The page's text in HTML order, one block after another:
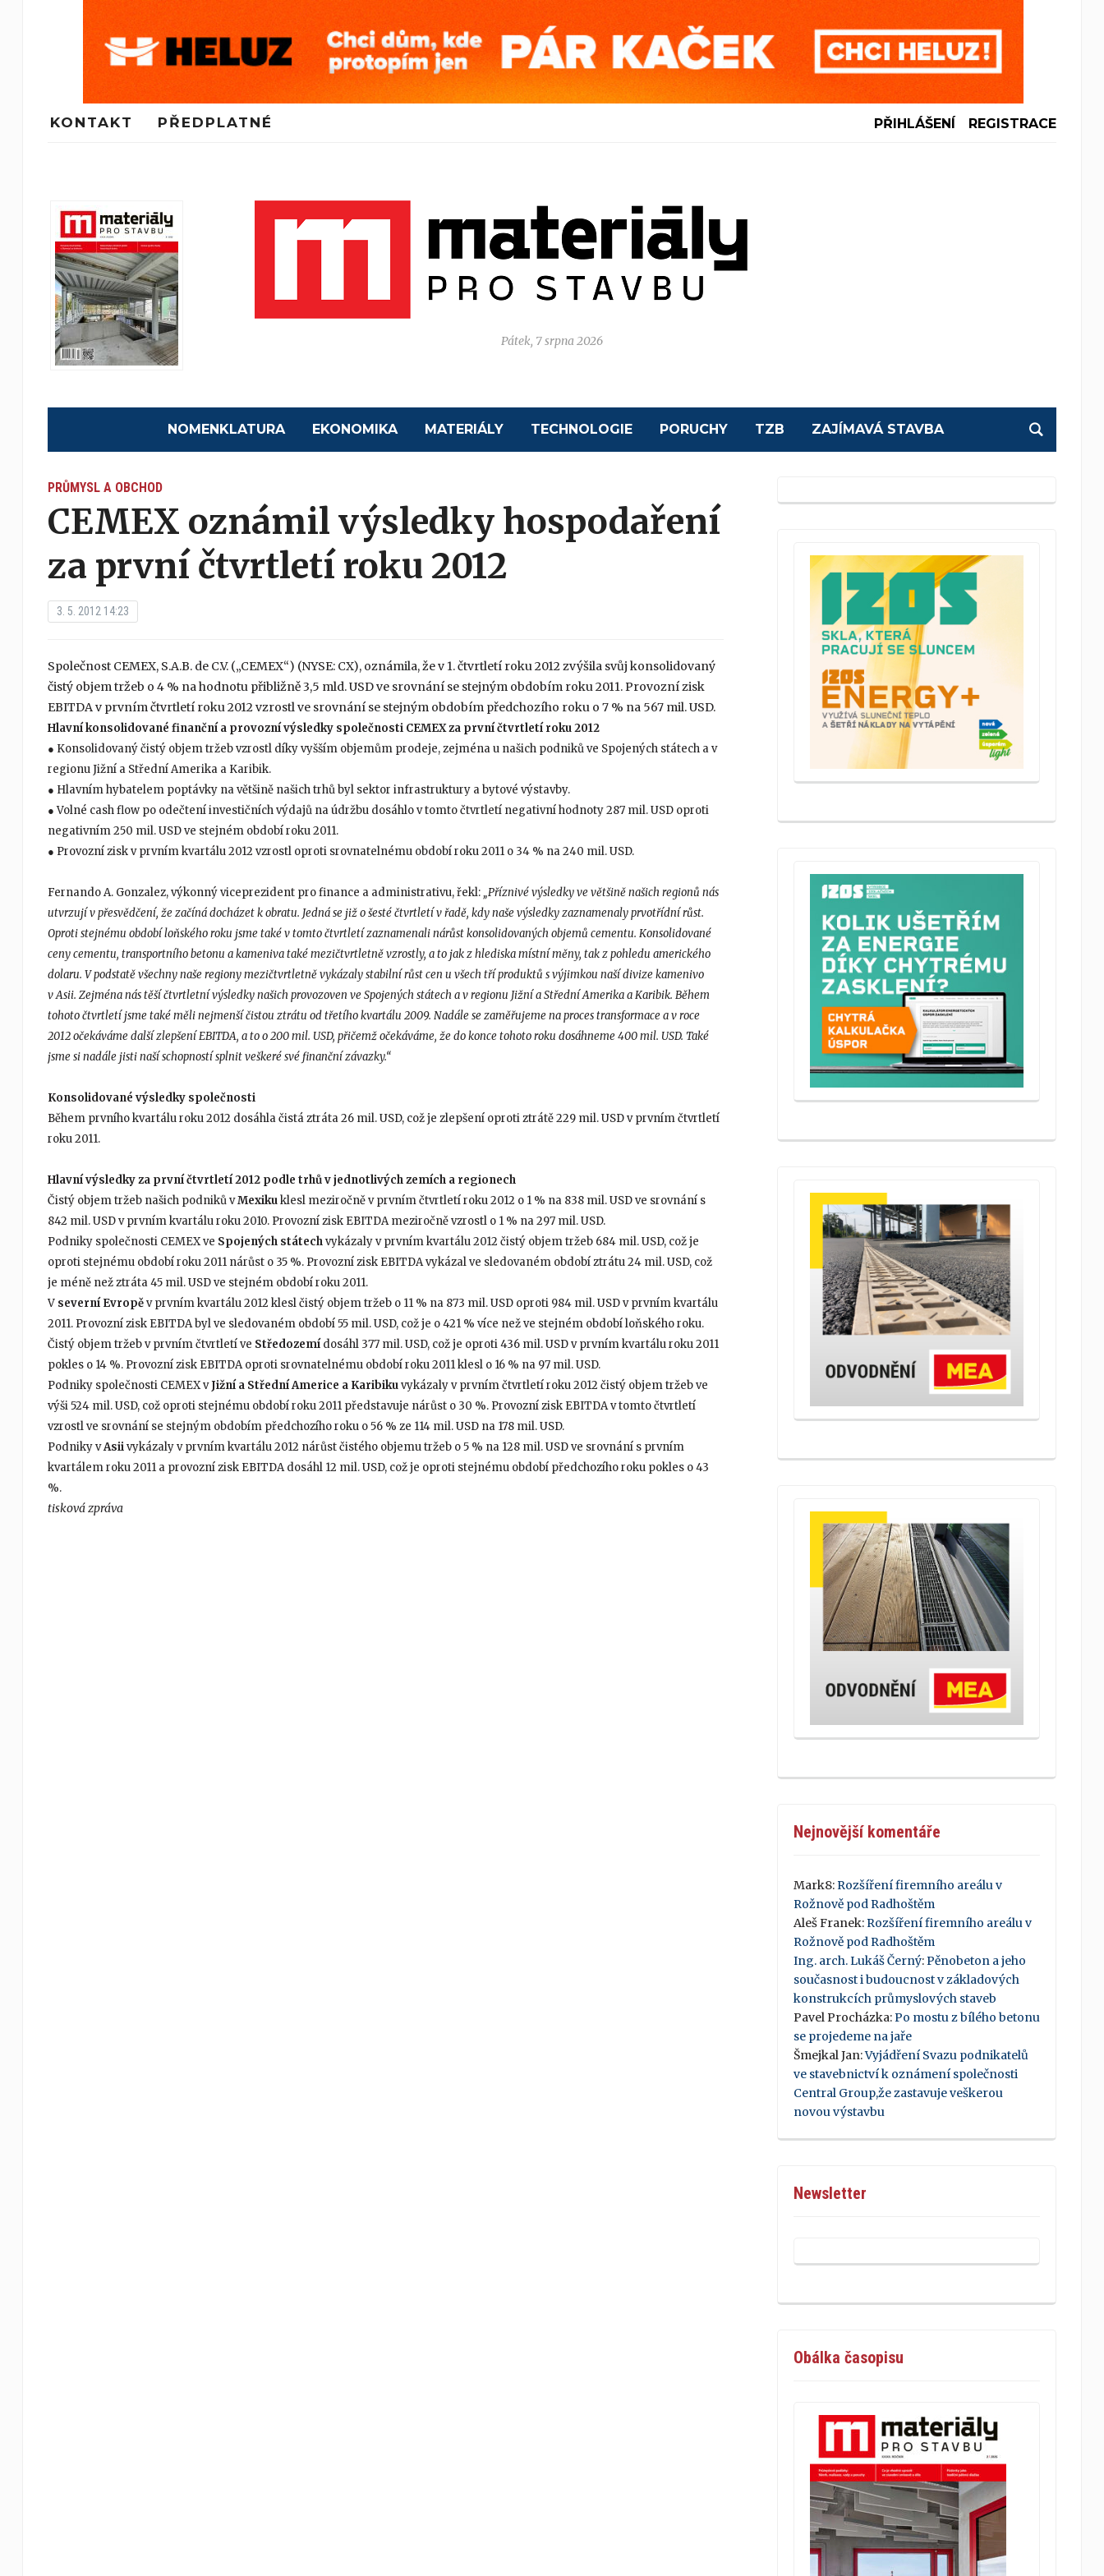
KONTAKT PŘEDPLATNÉ PŘIHLÁŠENÍ REGISTRACE
Pátek, 7 srpna 2026
NOMENKLATURA EKONOMIKA MATERIÁLY TECHNOLOGIE PORUCHY TZB ZAJÍMAVÁ STAVBA
PRŮMYSL A OBCHOD
CEMEX oznámil výsledky hospodaření
za první čtvrtletí roku 2012
3. 5. 2012 14:23
Společnost CEMEX, S.A.B. de C.V. („CEMEX“) (NYSE: CX), oznámila, že v 1. čtvrtletí roku 2012 zvýšila svůj konsolidovaný
čistý objem tržeb o 4 % na hodnotu přibližně 3,5 mld. USD ve srovnání se stejným obdobím roku 2011. Provozní zisk
EBITDA v prvním čtvrtletí roku 2012 vzrostl ve srovnání se stejným obdobím předchozího roku o 7 % na 567 mil. USD.
Hlavní konsolidované finanční a provozní výsledky společnosti CEMEX za první čtvrtletí roku 2012
● Konsolidovaný čistý objem tržeb vzrostl díky vyšším objemům prodeje, zejména u našich podniků ve Spojených státech a v
regionu Jižní a Střední Amerika a Karibik.
● Hlavním hybatelem poptávky na většině našich trhů byl sektor infrastruktury a bytové výstavby.
● Volné cash flow po odečtení investičních výdajů na údržbu dosáhlo v tomto čtvrtletí negativní hodnoty 287 mil. USD oproti
negativním 250 mil. USD ve stejném období roku 2011.
● Provozní zisk v prvním kvartálu 2012 vzrostl oproti srovnatelnému období roku 2011 o 34 % na 240 mil. USD.
Fernando A. Gonzalez, výkonný viceprezident pro finance a administrativu, řekl:„Příznivé výsledky ve většině našich regionů nás
utvrzují v přesvědčení, že začíná docházet k obratu. Jedná se již o šesté čtvrtletí v řadě, kdy naše výsledky zaznamenaly prvotřídní růst.
Oproti stejnému období loňského roku jsme také v tomto čtvrtletí zaznamenali nárůst konsolidovaných objemů cementu. Konsolidované
ceny cementu, transportního betonu a kameniva také mezičtvrtletně vzrostly, a to jak z hlediska místní měny, tak z pohledu amerického
dolaru. V podstatě všechny naše regiony mezičtvrtletně vykázaly stabilní růst cen u všech tří produktů s výjimkou naší divize kamenivo
v Asii. Zejména nás těší čtvrtletní výsledky našich provozoven ve Spojených státech a v regionu Jižní a Střední Amerika a Karibik. Během
tohoto čtvrtletí jsme také měli nejmenší čistou ztrátu od třetího kvartálu 2009. Nadále se zaměřujeme na proces transformace a v roce
2012 očekáváme další zlepšení EBITDA, a to o 200 mil. USD, přičemž očekáváme, že do konce tohoto roku dosáhneme 400 mil. USD. Také
jsme si nadále jisti naší schopností splnit veškeré své finanční závazky.“
Konsolidované výsledky společnosti
Během prvního kvartálu roku 2012 dosáhla čistá ztráta 26 mil. USD, což je zlepšení oproti ztrátě 229 mil. USD v prvním čtvrtletí
roku 2011.
Hlavní výsledky za první čtvrtletí 2012 podle trhů v jednotlivých zemích a regionech
Čistý objem tržeb našich podniků vMexikuklesl meziročně v prvním čtvrtletí roku 2012 o 1 % na 838 mil. USD ve srovnání s
842 mil. USD v prvním kvartálu roku 2010. Provozní zisk EBITDA meziročně vzrostl o 1 % na 297 mil. USD.
Podniky společnosti CEMEX ve Spojených státechvykázaly v prvním kvartálu 2012 čistý objem tržeb 684 mil. USD, což je
oproti stejnému období roku 2011 nárůst o 35 %. Provozní zisk EBITDA vykázal ve sledovaném období ztrátu 24 mil. USD, což
je méně než ztráta 45 mil. USD ve stejném období roku 2011.
V severní Evropěv prvním kvartálu 2012 klesl čistý objem tržeb o 11 % na 873 mil. USD oproti 984 mil. USD v prvním kvartálu
2011. Provozní zisk EBITDA byl ve sledovaném období 55 mil. USD, což je o 421 % více než ve stejném období loňského roku.
Čistý objem tržeb v prvním čtvrtletí ve Středozemí dosáhl 377 mil. USD, což je oproti 436 mil. USD v prvním kvartálu roku 2011
pokles o 14 %. Provozní zisk EBITDA oproti srovnatelnému období roku 2011 klesl o 16 % na 97 mil. USD.
Podniky společnosti CEMEX vJižní a Střední Americe a Karibikuvykázaly v prvním čtvrtletí roku 2012 čistý objem tržeb ve
výši 524 mil. USD, což oproti stejnému období roku 2011 představuje nárůst o 30 %. Provozní zisk EBITDA v tomto čtvrtletí
vzrostl ve srovnání se stejným obdobím předchozího roku o 56 % ze 114 mil. USD na 178 mil. USD.
Podniky vAsiivykázaly v prvním kvartálu 2012 nárůst čistého objemu tržeb o 5 % na 128 mil. USD ve srovnání s prvním
kvartálem roku 2011 a provozní zisk EBITDA dosáhl 12 mil. USD, což je oproti stejnému období předchozího roku pokles o 43
%.
tisková zpráva
Nejnovější komentáře
Mark8:Rozšíření firemního areálu v
Rožnově pod Radhoštěm
Aleš Franek:Rozšíření firemního areálu v
Rožnově pod Radhoštěm
Ing. arch. Lukáš Černý:Pěnobeton a jeho
současnost i budoucnost v základových
konstrukcích průmyslových staveb
Pavel Procházka:Po mostu z bílého betonu
se projedeme na jaře
Šmejkal Jan:Vyjádření Svazu podnikatelů
ve stavebnictví k oznámení společnosti
Central Group,že zastavuje veškerou
novou výstavbu
Newsletter
Obálka časopisu